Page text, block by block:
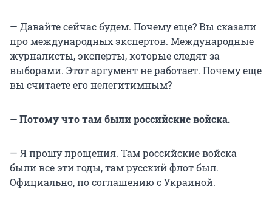
— Давайте сейчас будем. Почему еще? Вы сказали
про международных экспертов. Международные
журналисты, эксперты, которые следят за
выборами. Этот аргумент не работает. Почему еще
вы считаете его нелегитимным?
— Потому что там были российские войска.
— Я прошу прощения. Там российские войска
были все эти годы, там русский флот был.
Официально, по соглашению с Украиной.